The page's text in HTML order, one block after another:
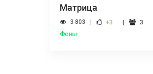
Матрица
3 803 +3
3
Фоны